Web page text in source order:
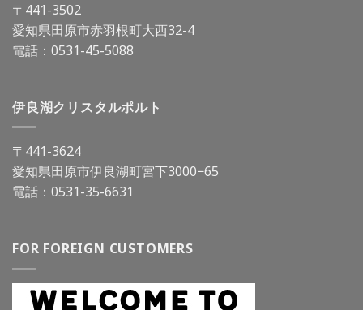
〒441-3502
愛知県田原市赤羽根町大西32-4
電話： 0531-45-5088
伊良湖クリスタルポルト
〒441-3624
愛知県田原市伊良湖町宮下3000−65
電話： 0531-35-6631
FOR FOREIGN CUSTOMERS